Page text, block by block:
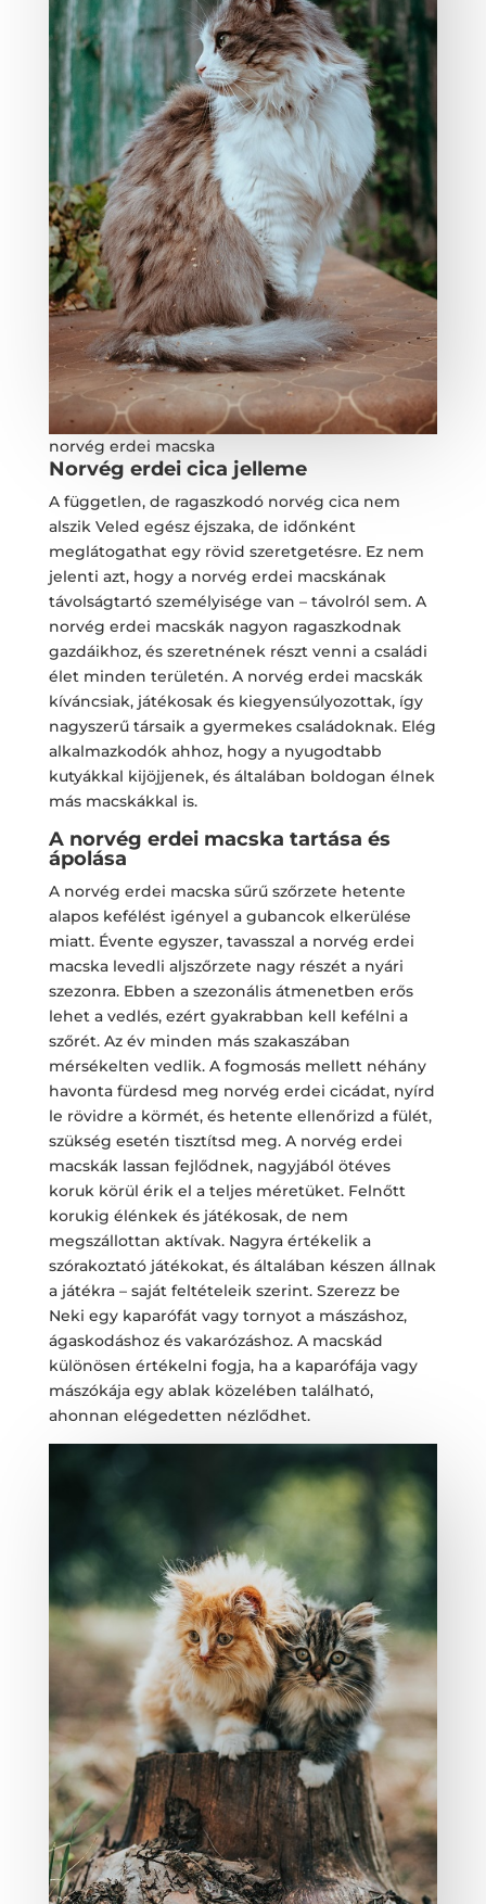
norvég erdei macska
Norvég erdei cica jelleme
A független, de ragaszkodó norvég cica nem
alszik Veled egész éjszaka, de időnként
meglátogathat egy rövid szeretgetésre. Ez nem
jelenti azt, hogy a norvég erdei macskának
távolságtartó személyisége van – távolról sem. A
norvég erdei macskák nagyon ragaszkodnak
gazdáikhoz, és szeretnének részt venni a családi
élet minden területén. A norvég erdei macskák
kíváncsiak, játékosak és kiegyensúlyozottak, így
nagyszerű társaik a gyermekes családoknak. Elég
alkalmazkodók ahhoz, hogy a nyugodtabb
kutyákkal kijöjjenek, és általában boldogan élnek
más macskákkal is.
A norvég erdei macska tartása és
ápolása
A norvég erdei macska sűrű szőrzete hetente
alapos kefélést igényel a gubancok elkerülése
miatt. Évente egyszer, tavasszal a norvég erdei
macska levedli aljszőrzete nagy részét a nyári
szezonra. Ebben a szezonális átmenetben erős
lehet a vedlés, ezért gyakrabban kell kefélni a
szőrét. Az év minden más szakaszában
mérsékelten vedlik. A fogmosás mellett néhány
havonta fürdesd meg norvég erdei cicádat, nyírd
le rövidre a körmét, és hetente ellenőrizd a fülét,
szükség esetén tisztítsd meg. A norvég erdei
macskák lassan fejlődnek, nagyjából ötéves
koruk körül érik el a teljes méretüket. Felnőtt
korukig élénkek és játékosak, de nem
megszállottan aktívak. Nagyra értékelik a
szórakoztató játékokat, és általában készen állnak
a játékra – saját feltételeik szerint. Szerezz be
Neki egy kaparófát vagy tornyot a mászáshoz,
ágaskodáshoz és vakarózáshoz. A macskád
különösen értékelni fogja, ha a kaparófája vagy
mászókája egy ablak közelében található,
ahonnan elégedetten nézlődhet.